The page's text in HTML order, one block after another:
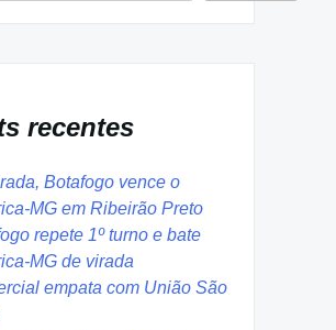
recentes
Botafogo vence o
MG em Ribeirão Preto
repete 1º turno e bate
MG de virada
empata com União São